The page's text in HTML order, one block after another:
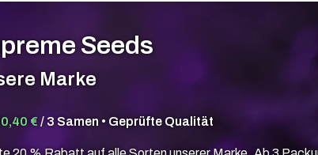
Seeds
Marke
€ / 3 Samen • Geprüfte Qualität